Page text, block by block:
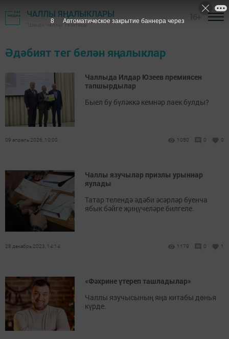
ЧАЛЛЫ ЯҢАЛЫКЛАРЫ
"Шәһри Чаллы" газетасы
Әдәбият тег белән яңалыклар
Чаллыда Илдар Юзеев премиясен
тапшырдылар
Быел бу бүләккә кемнәр лаек булды?
09 апрель 2026, 10:00 1050 0 0
Чаллы язучылар призлы урыннар
яулады
Татар телендә әдәби әсәрләр буенча
ябык бәйге җиңүчеләре билгеле.
28 декабрь 2023, 14:14 1179 0 1
«Фәхрине үтереп ташладылар»
Чаллы язучысының яңа китабы дөнья
күрде.
7 Автоматическое закрытие баннера через